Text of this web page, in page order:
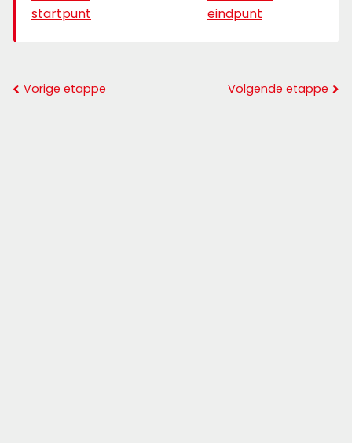
startpunt
eindpunt
Vorige etappe Volgende etappe